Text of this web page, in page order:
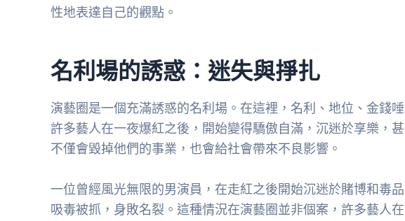
性地表達自己的觀點。
名利場的誘惑：迷失與掙扎
演藝圈是一個充滿誘惑的名利場。在這裡，名利、地位、金錢
許多藝人在一夜爆紅之後，開始變得驕傲自滿，沉迷於享樂，
不僅會毀掉他們的事業，也會給社會帶來不良影響。
一位曾經風光無限的男演員，在走紅之後開始沉迷於賭博和毒
吸毒被抓，身敗名裂。這種情況在演藝圈並非個案，許多藝人